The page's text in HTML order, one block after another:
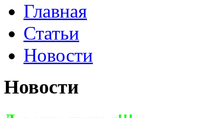
Главная
Статьи
Новости
Новости